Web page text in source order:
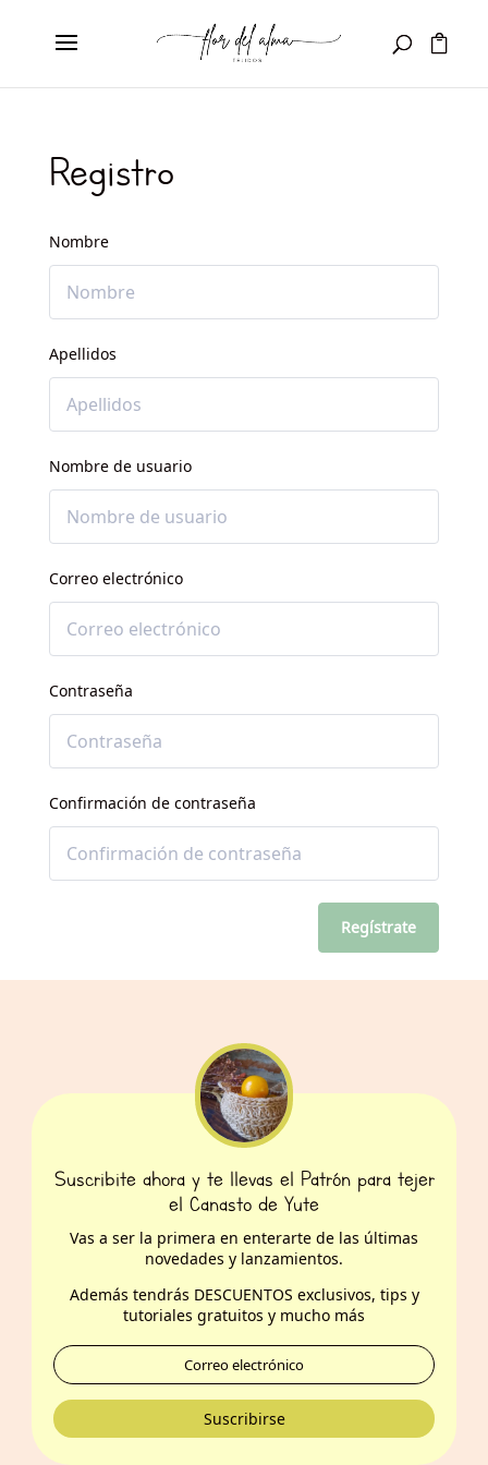
Registro
Nombre
Apellidos
Nombre de usuario
Correo electrónico
Contraseña
Confirmación de contraseña
Regístrate
Suscribite ahora y te llevas el Patrón para tejer
el Canasto de Yute
Vas a ser la primera en enterarte de las últimas
novedades y lanzamientos.
Además tendrás DESCUENTOS exclusivos, tips y
tutoriales gratuitos y mucho más
Suscribirse